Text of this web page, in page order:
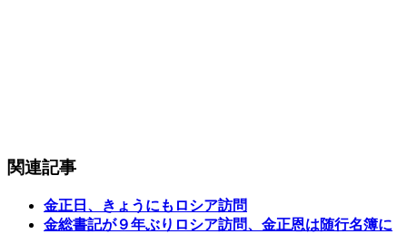
関連記事
金正日、きょうにもロシア訪問
金総書記が９年ぶりロシア訪問、金正恩は随行名簿に